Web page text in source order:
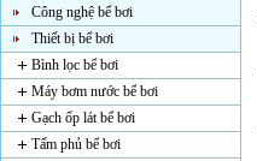
Công nghệ bể bơi
Thiết bị bể bơi
Bình lọc bể bơi
Máy bơm nước bể bơi
Gạch ốp lát bể bơi
Tấm phủ bể bơi